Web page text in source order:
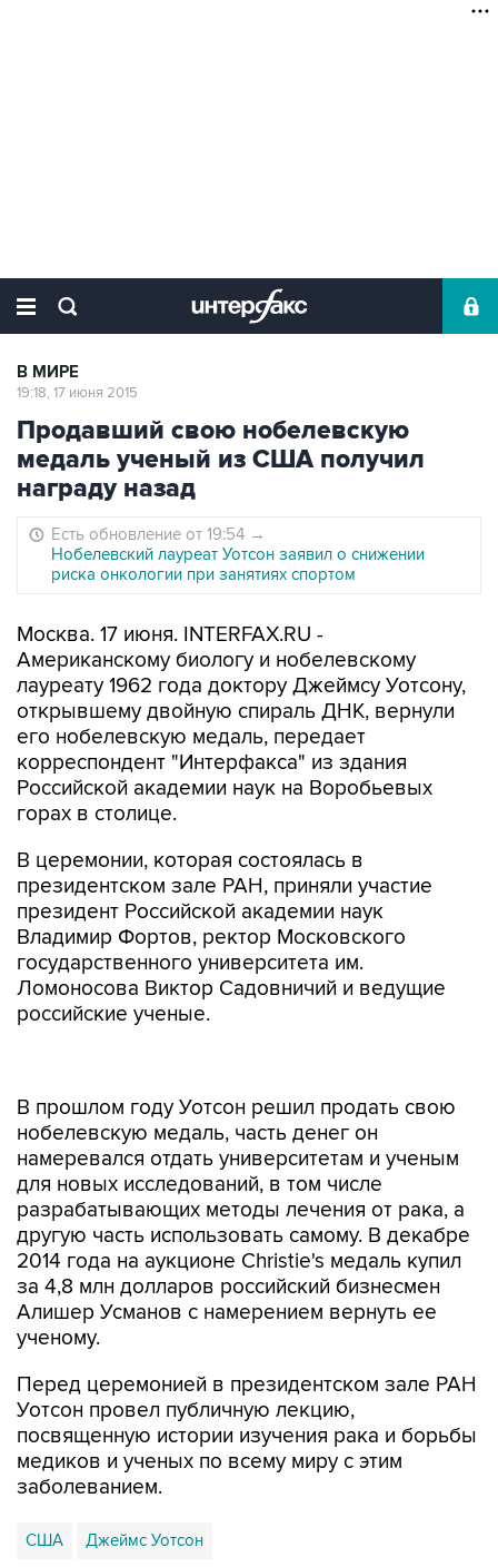
В МИРЕ
19:18, 17 июня 2015
Продавший свою нобелевскую
медаль ученый из США получил
награду назад
Есть обновление от 19:54 →
Нобелевский лауреат Уотсон заявил о снижении
риска онкологии при занятиях спортом
Москва. 17 июня. INTERFAX.RU -
Американскому биологу и нобелевскому
лауреату 1962 года доктору Джеймсу Уотсону,
открывшему двойную спираль ДНК, вернули
его нобелевскую медаль, передает
корреспондент "Интерфакса" из здания
Российской академии наук на Воробьевых
горах в столице.
В церемонии, которая состоялась в
президентском зале РАН, приняли участие
президент Российской академии наук
Владимир Фортов, ректор Московского
государственного университета им.
Ломоносова Виктор Садовничий и ведущие
российские ученые.
намеревался отдать университетам и ученым
для новых исследований, в том числе
разрабатывающих методы лечения от рака, а
другую часть использовать самому. В декабре
2014 года на аукционе Christie's медаль купил
за 4,8 млн долларов российский бизнесмен
Алишер Усманов с намерением вернуть ее
ученому.
Перед церемонией в президентском зале РАН
посвященную истории изучения рака и борьбы
медиков и ученых по всему миру с этим
заболеванием.
США Джеймс Уотсон